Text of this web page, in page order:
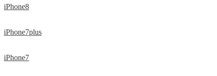
iPhone8
iPhone7plus
iPhone7